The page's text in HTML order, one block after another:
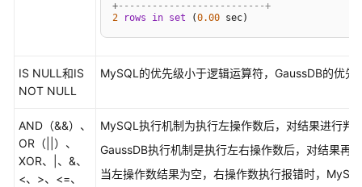
+--------------------------+
2
rows in set (0.00 sec)
IS NULL和IS
NOT NULL
MySQL的优先级小于逻辑运算符，GaussDB的优先
AND（&&）、
OR（||）、
XOR、|、&、
<、>、<=、
MySQL执行机制为执行左操作数后，对结果进行判
GaussDB执行机制是执行左右操作数后，对结果再
当左操作数结果为空，右操作数执行报错时，